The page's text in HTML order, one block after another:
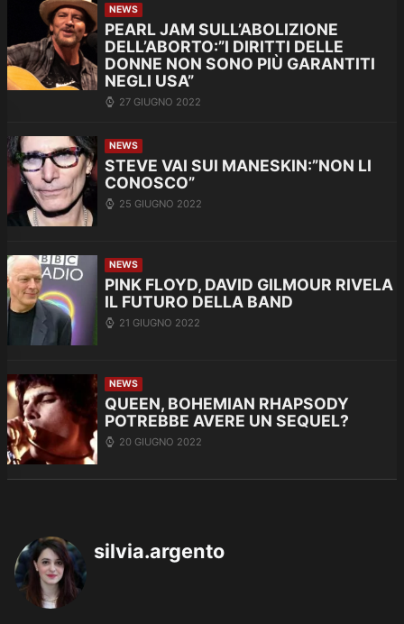
NEWS
PEARL JAM SULL’ABOLIZIONE
DELL’ABORTO:”I DIRITTI DELLE
DONNE NON SONO PIÙ GARANTITI
NEGLI USA”
27 GIUGNO 2022
NEWS
STEVE VAI SUI MANESKIN:”NON LI
CONOSCO”
25 GIUGNO 2022
NEWS
PINK FLOYD, DAVID GILMOUR RIVELA
IL FUTURO DELLA BAND
21 GIUGNO 2022
NEWS
QUEEN, BOHEMIAN RHAPSODY
POTREBBE AVERE UN SEQUEL?
20 GIUGNO 2022
silvia.argento